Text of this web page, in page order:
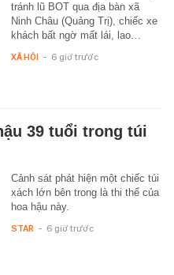
tránh lũ BOT qua địa bàn xã
Ninh Châu (Quảng Trị), chiếc xe
khách bất ngờ mất lái, lao…
XÃ HỘI - 6 giờ trước
39 tuổi trong túi
Cảnh sát phát hiện một chiếc túi
xách lớn bên trong là thi thể của
hoa hậu này.
STAR - 6 giờ trước